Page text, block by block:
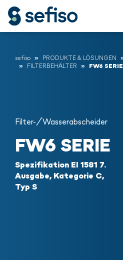
sefiso PRODUKTE & LÖSUNGEN
FILTERBEHÄLTER
FW6 SERIE
Filter-/Wasserabscheider
FW6 SERIE
Spezifikation EI 1581 7.
Ausgabe, Kategorie C,
Typ S